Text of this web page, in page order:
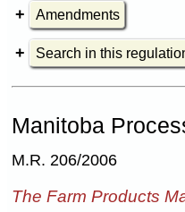
Amendments
Search in this
Manitoba
M.R. 206/2006
The Farm Products